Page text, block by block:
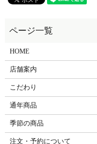
HOME
店舗案内
こだわり
通年商品
季節の商品
注文・予約について